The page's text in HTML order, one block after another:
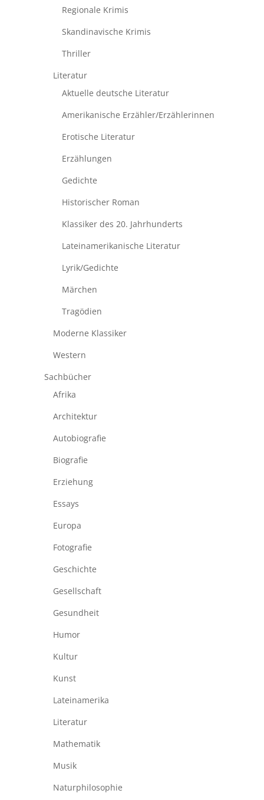
Regionale Krimis
Skandinavische Krimis
Thriller
Literatur
Aktuelle deutsche Literatur
Amerikanische Erzähler/Erzählerinnen
Erotische Literatur
Erzählungen
Gedichte
Historischer Roman
Klassiker des 20. Jahrhunderts
Lateinamerikanische Literatur
Lyrik/Gedichte
Märchen
Tragödien
Moderne Klassiker
Western
Sachbücher
Afrika
Architektur
Autobiografie
Biografie
Erziehung
Essays
Europa
Fotografie
Geschichte
Gesellschaft
Gesundheit
Humor
Kultur
Kunst
Lateinamerika
Literatur
Mathematik
Musik
Naturphilosophie